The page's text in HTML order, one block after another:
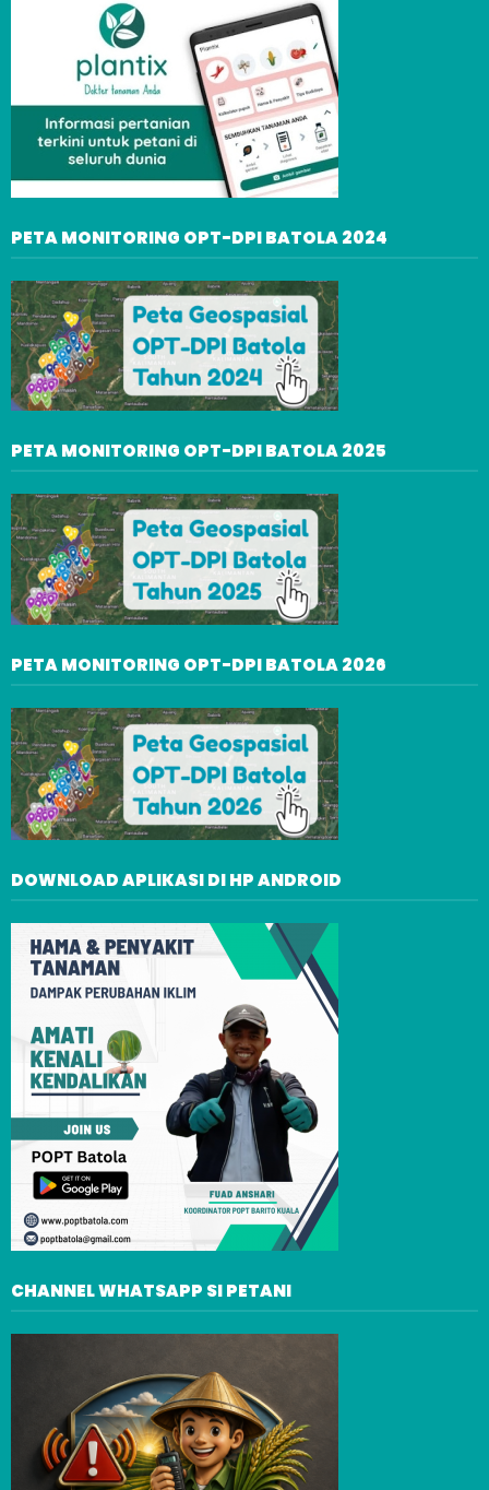
PETA MONITORING OPT-DPI BATOLA 2024
PETA MONITORING OPT-DPI BATOLA 2025
PETA MONITORING OPT-DPI BATOLA 2026
DOWNLOAD APLIKASI DI HP ANDROID
CHANNEL WHATSAPP SI PETANI